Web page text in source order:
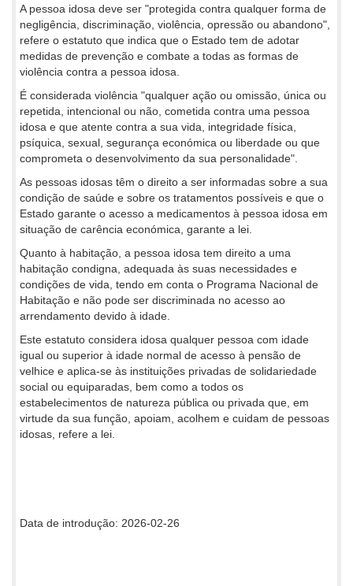
A pessoa idosa deve ser "protegida contra qualquer forma de
negligência, discriminação, violência, opressão ou abandono",
refere o estatuto que indica que o Estado tem de adotar
medidas de prevenção e combate a todas as formas de
violência contra a pessoa idosa.
É considerada violência "qualquer ação ou omissão, única ou
repetida, intencional ou não, cometida contra uma pessoa
idosa e que atente contra a sua vida, integridade física,
psíquica, sexual, segurança económica ou liberdade ou que
comprometa o desenvolvimento da sua personalidade".
As pessoas idosas têm o direito a ser informadas sobre a sua
condição de saúde e sobre os tratamentos possíveis e que o
Estado garante o acesso a medicamentos à pessoa idosa em
situação de carência económica, garante a lei.
Quanto à habitação, a pessoa idosa tem direito a uma
habitação condigna, adequada às suas necessidades e
condições de vida, tendo em conta o Programa Nacional de
Habitação e não pode ser discriminada no acesso ao
arrendamento devido à idade.
Este estatuto considera idosa qualquer pessoa com idade
igual ou superior à idade normal de acesso à pensão de
velhice e aplica-se às instituições privadas de solidariedade
social ou equiparadas, bem como a todos os
estabelecimentos de natureza pública ou privada que, em
virtude da sua função, apoiam, acolhem e cuidam de pessoas
idosas, refere a lei.
Data de introdução: 2026-02-26